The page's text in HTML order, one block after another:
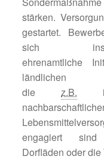
Region Rothenburg
Hausarztpraxis
stärken.
gestartet.
sich
ehrenamtliche
ländlichen
diez.B.
engagiert
Dorfläden oder die